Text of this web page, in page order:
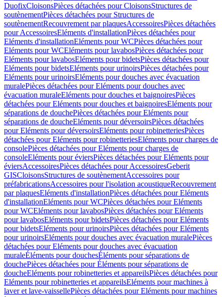
DuofixCloisonsPièces détachées pour CloisonsStructures de
soutènementPièces détachées pour Structures de
soutènementRecouvrement par plaquesAccessoiresPièces détachées
pour AccessoiresEléments d'installationPièces détachées pour
Eléments d'installationEléments pour WCPièces détachées pour
Eléments pour WCEléments pour lavabosPièces détachées pour
Eléments pour lavabosEléments pour bidetsPièces détachées pour
Eléments pour bidetsEléments pour urinoirsPièces détachées pour
Eléments pour urinoirsEléments pour douches avec évacuation
muralePièces détachées pour Eléments pour douches avec
évacuation muraleEléments pour douches et baignoiresPièces
détachées pour Eléments pour douches et baignoiresEléments pour
séparations de douchePièces détachées pour Eléments pour
séparations de doucheEléments pour déversoirsPièces détachées
pour Eléments pour déversoirsEléments pour robinetteriesPièces
détachées pour Eléments pour robinetteriesEléments pour charges de
consolePièces détachées pour Eléments pour charges de
consoleEléments pour éviersPièces détachées pour Eléments pour
éviersAccessoiresPièces détachées pour AccessoiresGeberit
GISCloisonsStructures de soutènementAccessoires pour
préfabricationsAccessoires pour l'isolation acoustiqueRecouvrement
par plaquesEléments d'installationPièces détachées pour Eléments
d'installationEléments pour WCPièces détachées pour Eléments
pour WCEléments pour lavabosPièces détachées pour Eléments
pour lavabosEléments pour bidetsPièces détachées pour Eléments
pour bidetsEléments pour urinoirsPièces détachées pour Eléments
pour urinoirsEléments pour douches avec évacuation muralePièces
détachées pour Eléments pour douches avec évacuation
muraleÉléments pour douchesÉléments pour séparations de
douchePièces détachées pour Éléments pour séparations de
doucheEléments pour robinetteries et appareilsPièces détachées pour
Eléments pour robinetteries et appareilsEléments pour machines à
laver et lave-vaissellePièces détachées pour Eléments pour machines